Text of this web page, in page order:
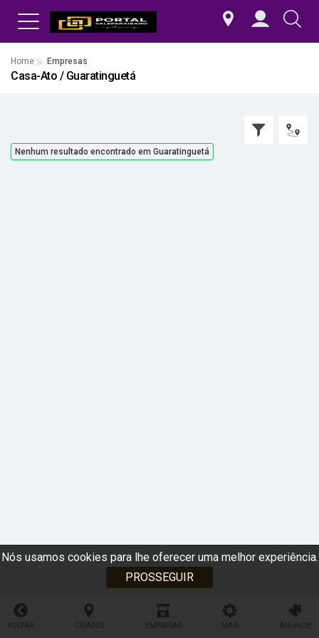
Nós usamos cookies para lhe oferecer uma melhor experiência.
PROSSEGUIR
Home Empresas
Casa-Ato / Guaratinguetá
Nenhum resultado encontrado em Guaratinguetá
VOLTAR CIDADES EMPRESAS MAIS ANUNCIE